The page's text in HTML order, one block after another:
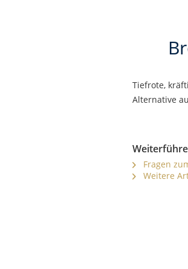
Tiefrote,
Alternative
Fragen
Weitere